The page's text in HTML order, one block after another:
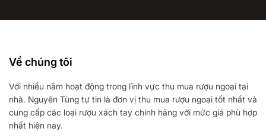
Về chúng tôi
Với nhiều năm hoạt động trong lĩnh vực thu mua rượu ngoại tại
nhà. Nguyên Tùng tự tin là đơn vị thu mua rượu ngoại tốt nhất và
cung cấp các loại rượu xách tay chính hãng với mức giá phù hợp
nhất hiện nay.